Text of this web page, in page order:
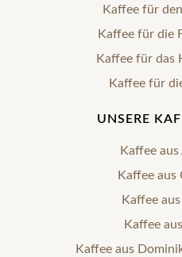
Kaffee für
Kaffee für die
Kaffee für das
Kaffee für
UNSERE
Kaffee
Kaffee aus
Kaffee
Kaffee
Kaffee aus